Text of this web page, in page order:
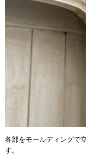
各部をモールディングで
す。